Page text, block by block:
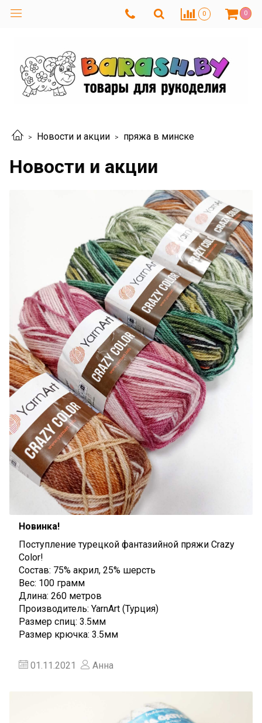
0 0
Новости и акции пряжа в минске
Новости и акции
Новинка!
Поступление турецкой фантазийной пряжи Crazy
Color!
Состав: 75% акрил, 25% шерсть
Вес: 100 грамм
Длина: 260 метров
Производитель: YarnArt (Турция)
Размер спиц: 3.5мм
Размер крючка: 3.5мм
01.11.2021 Анна